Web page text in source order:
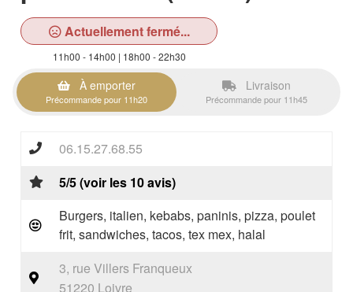
Actuellement fermé...
11h00 - 14h00 | 18h00 - 22h30
À emporter
Précommande pour 11h20
Livraison
Précommande pour 11h45
06.15.27.68.55
5/5 (voir les 10 avis)
Burgers, italien, kebabs, paninis, pizza, poulet
frit, sandwiches, tacos, tex mex, halal
3, rue Villers Franqueux
51220 Loivre